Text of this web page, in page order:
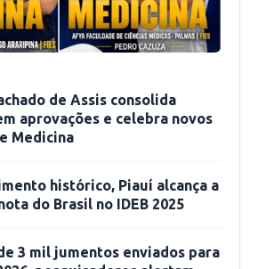
aprovados ficou dentro da
Governo do Estado, que
aprovado no “Edital Pessoa
de R$ 500. A primeira parcela
semana.
empreendedor aprovado no
de Assis consolida
aprovações e celebra novos
Medicina
histórico, Piauí alcança a
do Brasil no IDEB 2025
3 mil jumentos enviados para